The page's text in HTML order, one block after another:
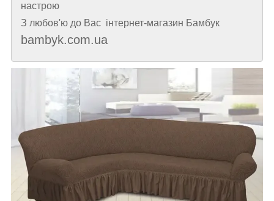
настрою
З любов'ю до Вас інтернет-магазин Бамбук
bambyk.com.ua